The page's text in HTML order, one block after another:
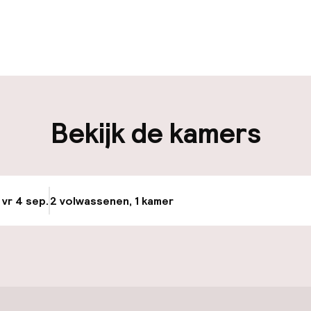
op eigen
Bekijk de kamers
4 sep.2 volwassenen, 1 kamer